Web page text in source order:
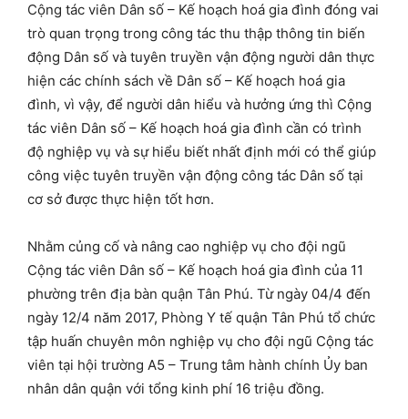
Cộng tác viên Dân số – Kế hoạch hoá gia đình đóng vai
trò quan trọng trong công tác thu thập thông tin biến
động Dân số và tuyên truyền vận động người dân thực
hiện các chính sách về Dân số – Kế hoạch hoá gia
đình, vì vậy, để người dân hiểu và hưởng ứng thì Cộng
tác viên Dân số – Kế hoạch hoá gia đình cần có trình
độ nghiệp vụ và sự hiểu biết nhất định mới có thể giúp
công việc tuyên truyền vận động công tác Dân số tại
cơ sở được thực hiện tốt hơn.
Nhằm củng cố và nâng cao nghiệp vụ cho đội ngũ
Cộng tác viên Dân số – Kế hoạch hoá gia đình của 11
phường trên địa bàn quận Tân Phú. Từ ngày 04/4 đến
ngày 12/4 năm 2017, Phòng Y tế quận Tân Phú tổ chức
tập huấn chuyên môn nghiệp vụ cho đội ngũ Cộng tác
viên tại hội trường A5 – Trung tâm hành chính Ủy ban
nhân dân quận với tổng kinh phí 16 triệu đồng.